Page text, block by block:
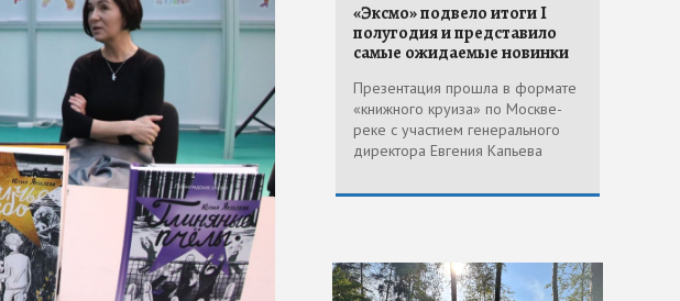
«Эксмо» подвело итоги I
полугодия и представило
самые ожидаемые новинки
Презентация прошла в формате
«книжного круиза» по Москве-
реке с участием генерального
директора Евгения Капьева